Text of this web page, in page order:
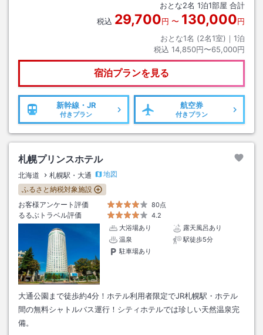
おとな2名 1泊1部屋 合計
税込 29,700円 〜 130,000円
おとな1名 (2名1室)｜ 1泊
税込 14,850円〜65,000円
宿泊プランを見る
新幹線・JR
付きプラン
航空券
付きプラン
札幌プリンスホテル
北海道 札幌駅・大通
地図
ふるさと納税対象施設
お客様アンケート評価
80点
るるぶトラベル評価
4.2
大浴場あり
露天風呂あり
温泉
駅徒歩5分
駐車場あり
大通公園まで徒歩約4分！ホテル利用者限定でJR札幌駅・ホテル
間の無料シャトルバス運行！シティホテルでは珍しい天然温泉完
備。